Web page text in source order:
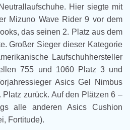
Hier siegte mit
Mizuno Wave Rider 9 vor dem
das seinen 2. Platz aus dem
Großer Sieger dieser Kategorie
Laufschuhhersteller
755 und 1060 Platz 3 und
Asics Gel Nimbus
zurück. Auf den Plätzen 6 –
alle anderen Asics Cushion
Fortitude).